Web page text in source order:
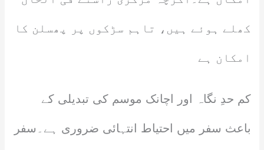
کھلے ہوئے ہیں، تاہم سڑکوں پر پھسلن کا
امکان ہے
کم حدِ نگاہ اور اچانک موسم کی تبدیلی کے
باعث سفر میں احتیاط انتہائی ضروری ہے۔سفر